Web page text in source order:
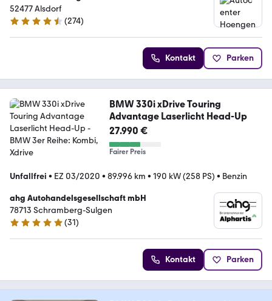
52477 Alsdorf
4.5 Sterne
(274)
Kontakt Parken
BMW 330i xDrive Touring
Advantage Laserlicht Head-Up
27.990 €
Fairer Preis
Unfallfrei • EZ 03/2020 • 89.996 km • 190 kW (258 PS) • Benzin
ahg Autohandelsgesellschaft mbH
78713 Schramberg-Sulgen
5 Sterne
(31)
Kontakt Parken